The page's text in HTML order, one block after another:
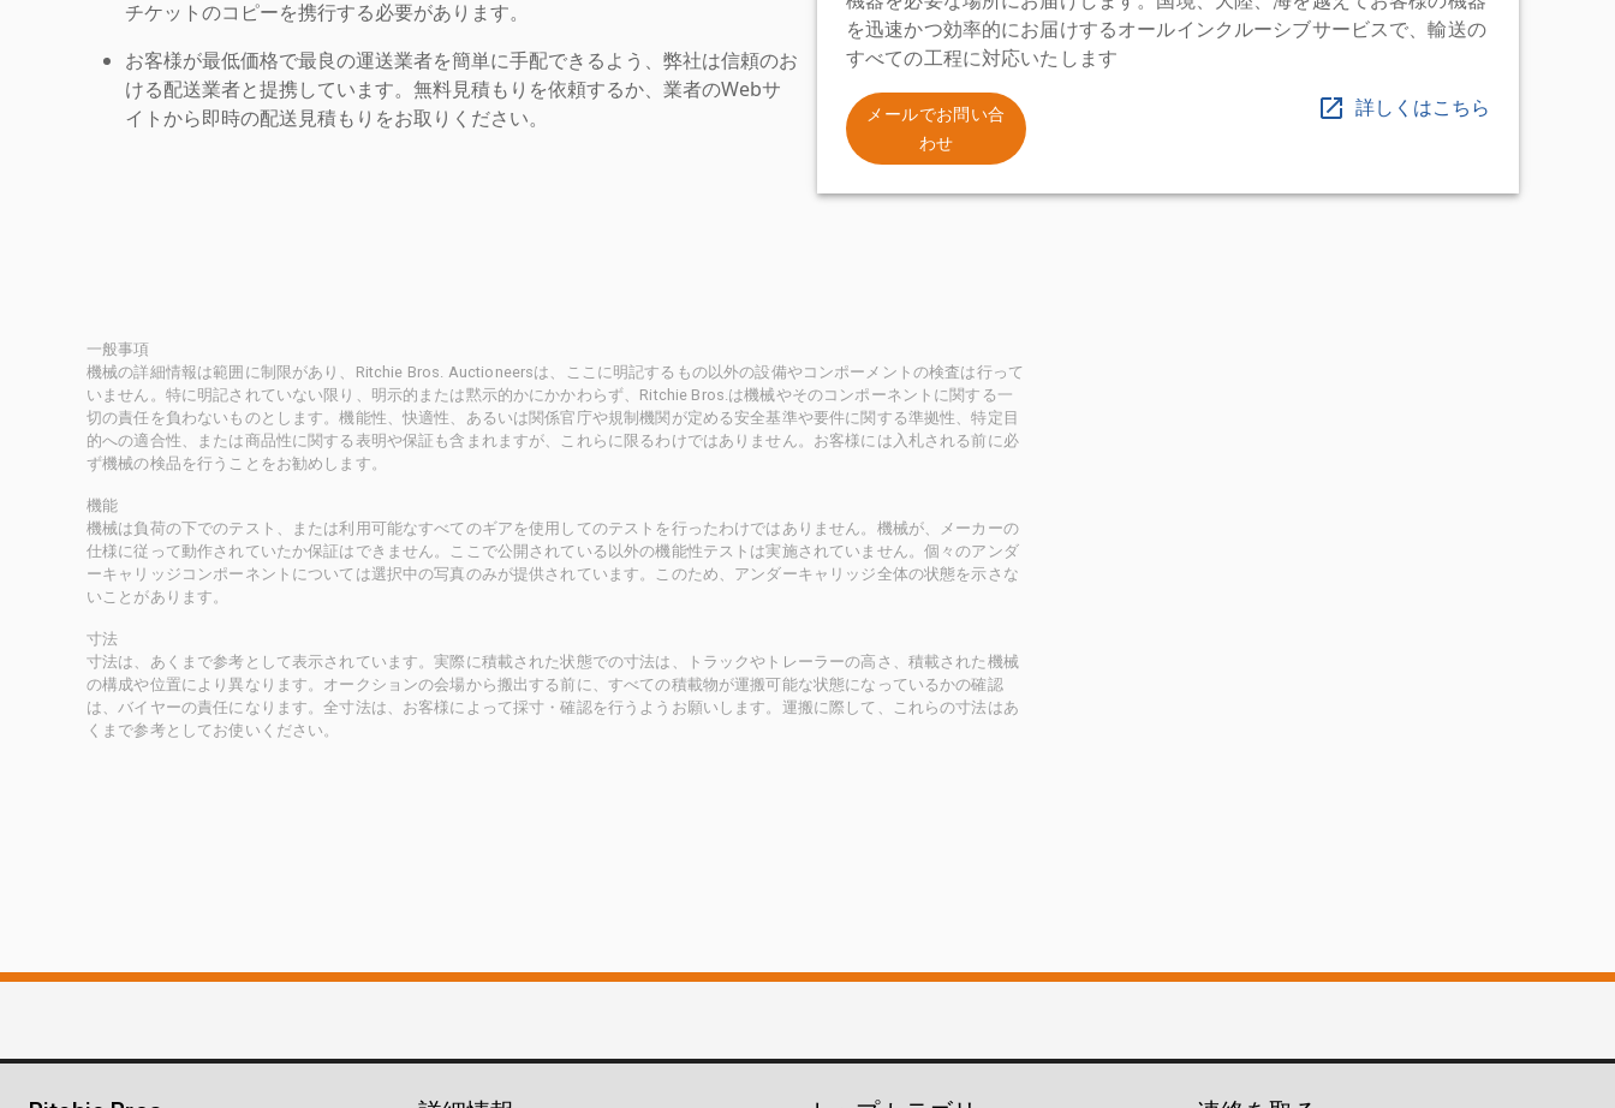
チケットのコピーを携行する必要があります。
お客様が最低価格で最良の運送業者を簡単に手配できるよう、弊社は信頼のお
ける配送業者と提携しています。無料見積もりを依頼するか、業者のWebサ
イトから即時の配送見積もりをお取りください。
を迅速かつ効率的にお届けするオールインクルーシブサービスで、輸送の
すべての工程に対応いたします
メールでお問い合
わせ
詳しくはこちら
一般事項
機械の詳細情報は範囲に制限があり、Ritchie Bros. Auctioneersは、ここに明記するもの以外の設備やコンポーメントの検査は行って
いません。特に明記されていない限り、明示的または黙示的かにかかわらず、Ritchie Bros.は機械やそのコンポーネントに関する一
切の責任を負わないものとします。機能性、快適性、あるいは関係官庁や規制機関が定める安全基準や要件に関する準拠性、特定目
的への適合性、または商品性に関する表明や保証も含まれますが、これらに限るわけではありません。お客様には入札される前に必
ず機械の検品を行うことをお勧めします。
機能
機械は負荷の下でのテスト、または利用可能なすべてのギアを使用してのテストを行ったわけではありません。機械が、メーカーの
仕様に従って動作されていたか保証はできません。ここで公開されている以外の機能性テストは実施されていません。個々のアンダ
ーキャリッジコンポーネントについては選択中の写真のみが提供されています。このため、アンダーキャリッジ全体の状態を示さな
いことがあります。
寸法
寸法は、あくまで参考として表示されています。実際に積載された状態での寸法は、トラックやトレーラーの高さ、積載された機械
の構成や位置により異なります。オークションの会場から搬出する前に、すべての積載物が運搬可能な状態になっているかの確認
は、バイヤーの責任になります。全寸法は、お客様によって採寸・確認を行うようお願いします。運搬に際して、これらの寸法はあ
くまで参考としてお使いください。